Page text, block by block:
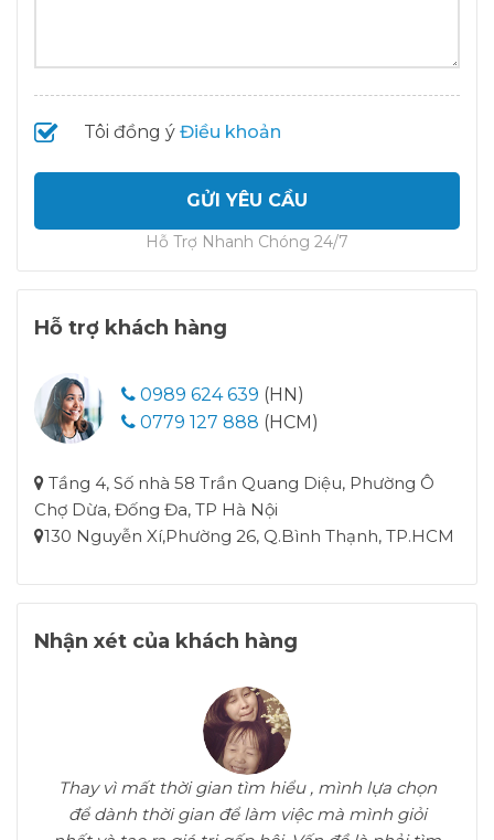
Tôi đồng ý Điều khoản
GỬI YÊU CẦU
Hỗ Trợ Nhanh Chóng 24/7
Hỗ trợ khách hàng
0989 624 639 (HN)
0779 127 888 (HCM)
Tầng 4, Số nhà 58 Trần Quang Diệu, Phường Ô
Chợ Dừa, Đống Đa, TP Hà Nội
130 Nguyễn Xí,Phường 26, Q.Bình Thạnh, TP.HCM
Nhận xét của khách hàng
Thay vì mất thời gian tìm hiểu , mình lựa chọn
để dành thời gian để làm việc mà mình giỏi